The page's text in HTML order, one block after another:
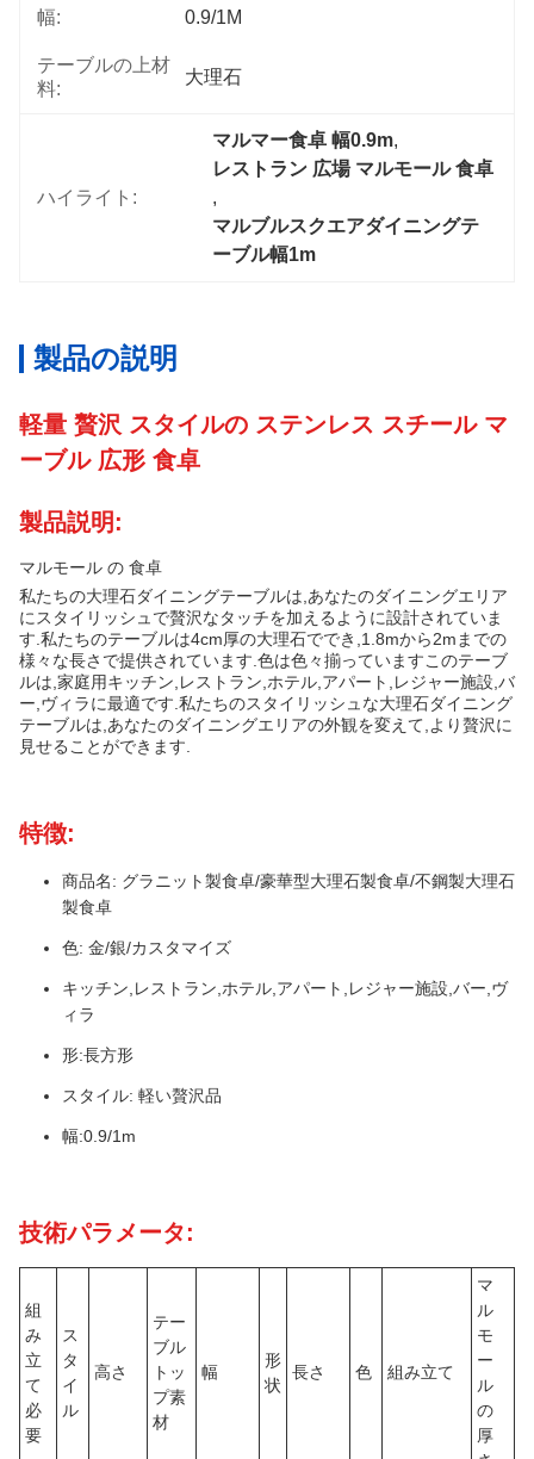
幅: 0.9/1M
テーブルの上材
料:
大理石
ハイライト:
マルマー食卓 幅0.9m,
レストラン 広場 マルモール 食卓
,
マルブルスクエアダイニングテ
ーブル幅1m
製品の説明
軽量 贅沢 スタイルの ステンレス スチール マ
ーブル 広形 食卓
製品説明:
マルモール の 食卓
私たちの大理石ダイニングテーブルは,あなたのダイニングエリア
にスタイリッシュで贅沢なタッチを加えるように設計されていま
す.私たちのテーブルは4cm厚の大理石ででき,1.8mから2mまでの
様々な長さで提供されています.色は色々揃っていますこのテーブ
ルは,家庭用キッチン,レストラン,ホテル,アパート,レジャー施設,バ
ー,ヴィラに最適です.私たちのスタイリッシュな大理石ダイニング
テーブルは,あなたのダイニングエリアの外観を変えて,より贅沢に
見せることができます.
特徴:
商品名: グラニット製食卓/豪華型大理石製食卓/不鋼製大理石
製食卓
色: 金/銀/カスタマイズ
キッチン,レストラン,ホテル,アパート,レジャー施設,バー,ヴ
ィラ
形:長方形
スタイル: 軽い贅沢品
幅:0.9/1m
技術パラメータ:
組
み
立
て
必
要
ス
タ
イ
ル
高さ
テー
ブル
トッ
プ素
材
幅
形
状
長さ 色 組み立て
マ
ル
モ
ー
ル
の
厚